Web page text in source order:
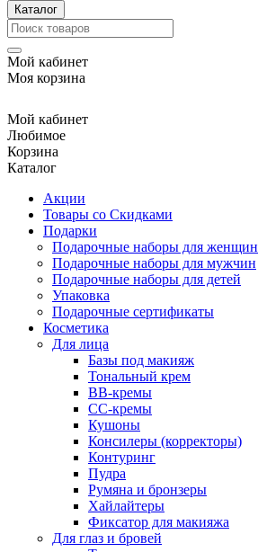
Каталог
Мой кабинет
Моя корзина
Мой кабинет
Любимое
Корзина
Каталог
Акции
Товары со Скидками
Подарки
Подарочные наборы для женщин
Подарочные наборы для мужчин
Подарочные наборы для детей
Упаковка
Подарочные сертификаты
Косметика
Для лица
Базы под макияж
Тональный крем
BB-кремы
CC-кремы
Кушоны
Консилеры (корректоры)
Контуринг
Пудра
Румяна и бронзеры
Хайлайтеры
Фиксатор для макияжа
Для глаз и бровей